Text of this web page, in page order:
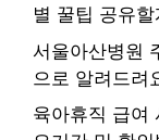
별 꿀팁 공유할
서울아산병원
으로 알려드려
육아휴직 급여